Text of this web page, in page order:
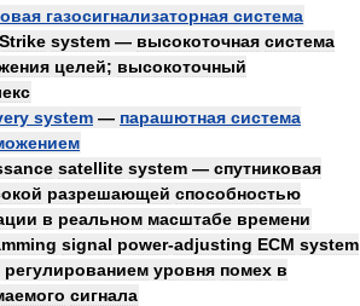
газосигнализаторная система
Strike system — высокоточная система
целей; высокоточный
system — парашютная система
satellite system — спутниковая
разрешающей способностью
в реальном масштабе времени
signal power-adjusting ECM system
регулированием уровня помех в
сигнала